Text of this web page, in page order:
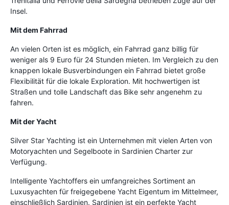
Insel.
Mit dem Fahrrad
An vielen Orten ist es möglich, ein Fahrrad ganz billig für
weniger als 9 Euro für 24 Stunden mieten. Im Vergleich zu den
knappen lokale Busverbindungen ein Fahrrad bietet große
Flexibilität für die lokale Exploration. Mit hochwertigen ist
Straßen und tolle Landschaft das Bike sehr angenehm zu
fahren.
Mit der Yacht
Silver Star Yachting ist ein Unternehmen mit vielen Arten von
Motoryachten und Segelboote in Sardinien Charter zur
Verfügung.
Intelligente Yachtoffers ein umfangreiches Sortiment an
Luxusyachten für freigegebene Yacht Eigentum im Mittelmeer,
einschließlich Sardinien. Sardinien ist ein perfekte Yacht